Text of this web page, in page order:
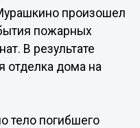
произошел
пожарных
В результате
отделка дома на
тело погибшего